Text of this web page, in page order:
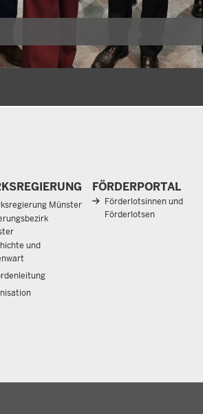
Münster
und
FÖRDERPORTAL
Förderlotsinnen und
Förderlotsen